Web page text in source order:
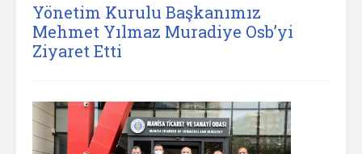
Yönetim Kurulu Başkanımız
Mehmet Yılmaz Muradiye Osb’yi
Ziyaret Etti